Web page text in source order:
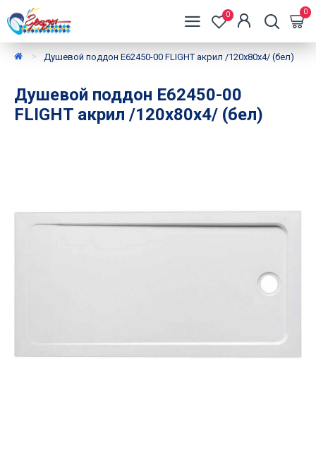
0 0
Душевой поддон E62450-00 FLIGHT акрил /120х80х4/ (бел)
Душевой поддон E62450-00
FLIGHT акрил /120х80х4/ (бел)